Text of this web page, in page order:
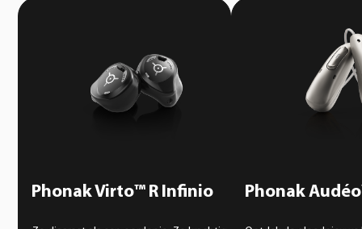
Phonak Virto™ R Infinio Phonak